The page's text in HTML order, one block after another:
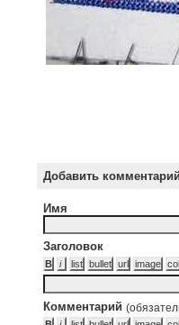
Добавить комментарий
Имя
Заголовок
Комментарий